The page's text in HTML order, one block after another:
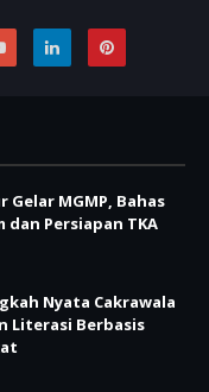
Gelar MGMP, Bahas
dan Persiapan TKA
Nyata Cakrawala
Literasi Berbasis